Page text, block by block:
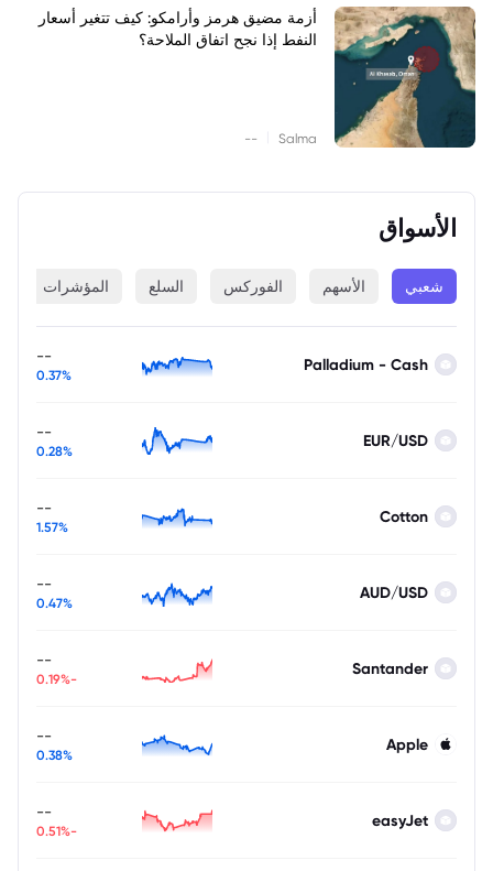
أزمة مضيق هرمز وأرامكو: كيف تتغير أسعار
النفط إذا نجح اتفاق الملاحة؟
Salma
--
الأسواق
شعبي الأسهم الفوركس السلع المؤشرات
Palladium - Cash
--
0.37%
EUR/USD
--
0.28%
Cotton
--
1.57%
AUD/USD
--
0.47%
Santander
--
-0.19%
Apple
--
0.38%
easyJet
--
-0.51%